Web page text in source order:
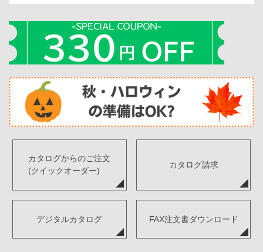
カタログからのご注文
(クイックオーダー)
カタログ請求
デジタルカタログ FAX注文書ダウンロード